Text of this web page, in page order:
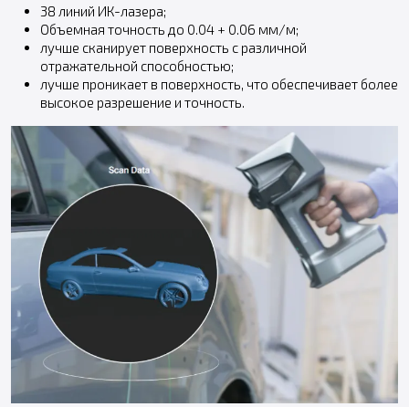
38 линий ИК-лазера;
Объемная точность до 0.04 + 0.06 мм/м;
лучше сканирует поверхность с различной
отражательной способностью;
лучше проникает в поверхность, что обеспечивает более
высокое разрешение и точность.